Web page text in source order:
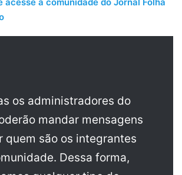
os administradores do
mandar mensagens
quem são os integrantes
Dessa forma,